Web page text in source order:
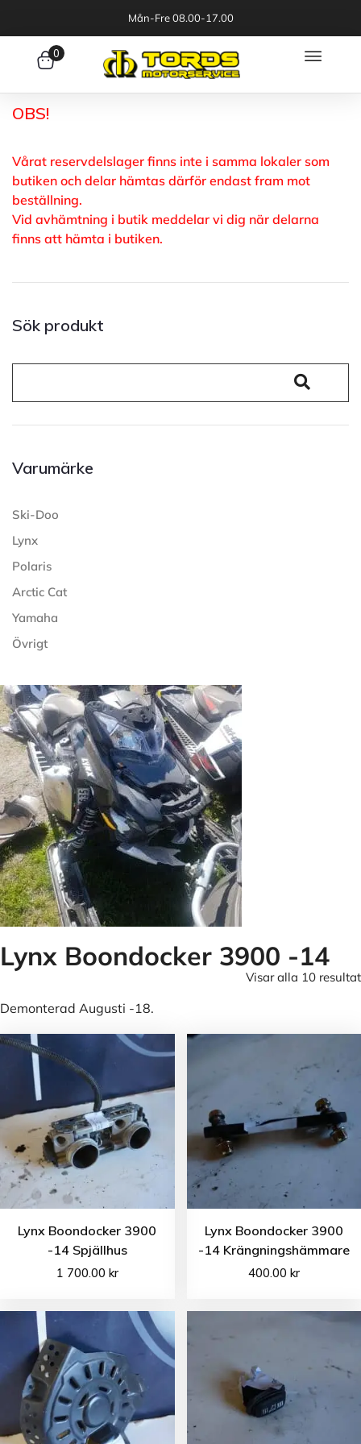
Mån-Fre 08.00-17.00
0
OBS!
Vårat reservdelslager finns inte i samma lokaler som
butiken och delar hämtas därför endast fram mot
beställning.
Vid avhämtning i butik meddelar vi dig när delarna
finns att hämta i butiken.
Sök produkt
Varumärke
Ski-Doo
Lynx
Polaris
Arctic Cat
Yamaha
Övrigt
Lynx Boondocker 3900 -14
Visar alla 10 resultat
Demonterad Augusti -18.
Lynx Boondocker 3900
-14 Spjällhus
1 700.00 kr
Lynx Boondocker 3900
-14 Krängningshämmare
400.00 kr